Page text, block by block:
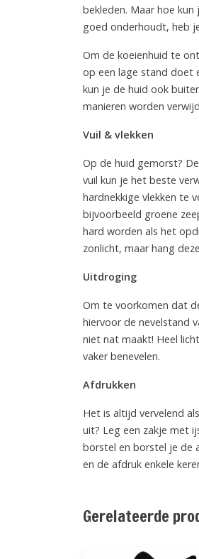
bekleden. Maar hoe
goed onderhoudt, heb
Om de koeienhuid te
op een lage stand doet
kun je de huid ook
manieren worden
Vuil & vlekken
Op de huid gemorst?
vuil kun je het beste
hardnekkige vlekken te
bijvoorbeeld groene
hard worden als het
zonlicht, maar hang
Uitdroging
Om te voorkomen dat
hiervoor de nevelstand
niet nat maakt! Heel
vaker benevelen.
Afdrukken
Het is altijd vervelend
uit? Leg een zakje met
borstel en borstel je de
en de afdruk enkele
Gerelateerde